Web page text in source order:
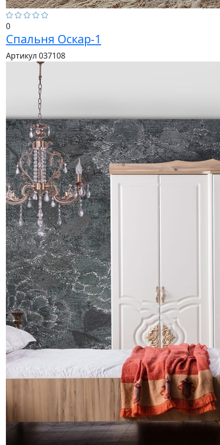
0
Спальня Оскар-1
Артикул 037108